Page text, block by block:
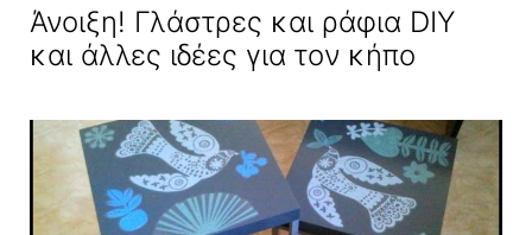
Άνοιξη! Γλάστρες και ράφια DIY
και άλλες ιδέες για τον κήπο